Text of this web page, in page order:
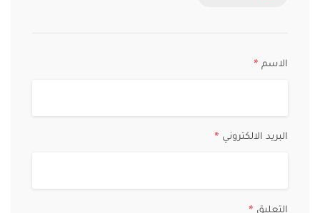
الاسم *
البريد الالكتروني *
التعليق